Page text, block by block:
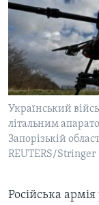
СУСПІЛЬСТВО
ЕКОНОМІКА
ІСТОРІЇ
ТЕЛЕПРОГРАМИ
ЧАС-TIME
БРИФІНГ
ВІКНО В
ПРАЙМ-ТАЙМ
ENGLISH
Learning English
МИ В СОЦМЕРЕЖАХ
Мови
Український
літальним
Запорізькій
REUTERS/Stringer
Російська